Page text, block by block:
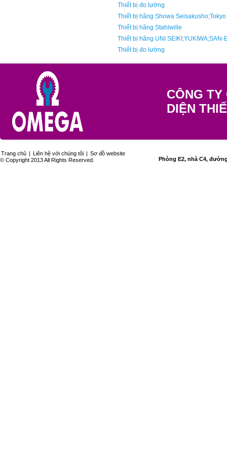
Thiết bị đo lường
Thiết bị hãng Showa
Thiết bị hãng Stahlwille
Thiết bị hãng UNI
Thiết bị đo lường
CÔNG
DIỆN
Trang chủ | Liên hệ với chúng tôi | Sơ đồ website
© Copyright 2013 All Rights Reserved.
Phòng E2, nhà C4,